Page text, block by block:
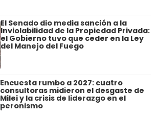
El Senado dio media sanción a la
Inviolabilidad de la Propiedad Privada:
el Gobierno tuvo que ceder en la Ley
del Manejo del Fuego
Encuesta rumbo a 2027: cuatro
consultoras midieron el desgaste de
Milei y la crisis de liderazgo en el
peronismo